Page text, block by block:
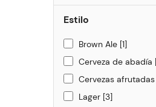
Estilo
Brown Ale 1
Cerveza de abadía
Cervezas afrutadas
Lager 3